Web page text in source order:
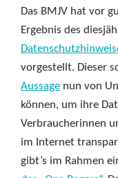
Das BMJV hat vor
Ergebnis des
vorgestellt. Dieser
Aussage nun von
können, um ihre
Verbraucherinnen
im Internet
gibt’s im Rahmen